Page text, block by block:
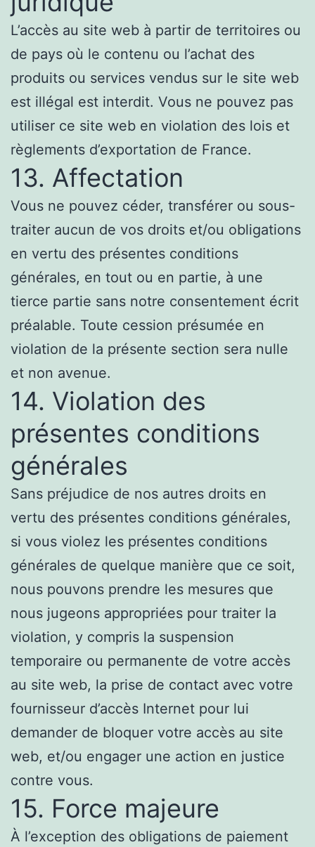
L’accès au site web à partir de territoires ou
de pays où le contenu ou l’achat des
produits ou services vendus sur le site web
est illégal est interdit. Vous ne pouvez pas
utiliser ce site web en violation des lois et
règlements d’exportation de France.
13. Affectation
Vous ne pouvez céder, transférer ou sous-
traiter aucun de vos droits et/ou obligations
en vertu des présentes conditions
générales, en tout ou en partie, à une
tierce partie sans notre consentement écrit
préalable. Toute cession présumée en
violation de la présente section sera nulle
et non avenue.
14. Violation des
présentes conditions
générales
Sans préjudice de nos autres droits en
vertu des présentes conditions générales,
si vous violez les présentes conditions
générales de quelque manière que ce soit,
nous pouvons prendre les mesures que
nous jugeons appropriées pour traiter la
violation, y compris la suspension
temporaire ou permanente de votre accès
au site web, la prise de contact avec votre
fournisseur d’accès Internet pour lui
demander de bloquer votre accès au site
web, et/ou engager une action en justice
contre vous.
15. Force majeure
À l’exception des obligations de paiement